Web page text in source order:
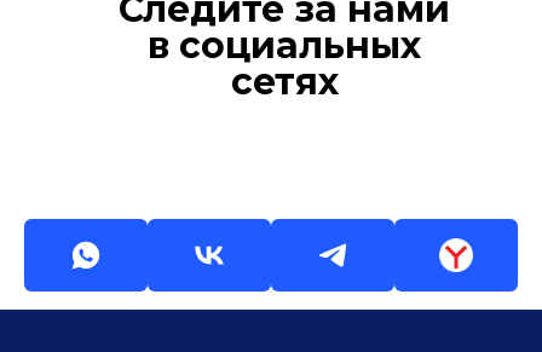
в социальных
сетях